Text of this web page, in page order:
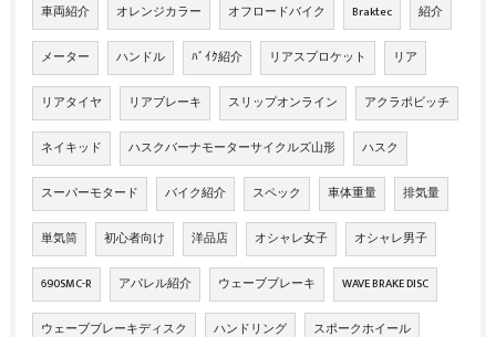
車両紹介 オレンジカラー オフロードバイク Braktec 紹介
メーター ハンドル ﾊﾞｲｸ紹介 リアスプロケット リア
リアタイヤ リアブレーキ スリップオンライン アクラポビッチ
ネイキッド ハスクバーナモーターサイクルズ山形 ハスク
スーパーモタード バイク紹介 スペック 車体重量 排気量
単気筒 初心者向け 洋品店 オシャレ女子 オシャレ男子
690SMC-R アパレル紹介 ウェーブブレーキ WAVE BRAKE DISC
ウェーブブレーキディスク ハンドリング スポークホイール